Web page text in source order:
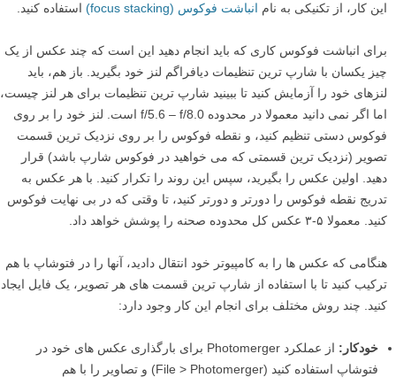
این کار، از تکنیکی به نام انباشت فوکوس (focus stacking) استفاده کنید.
برای انباشت فوکوس کاری که باید انجام دهید این است که چند عکس از یک
چیز یکسان با شارپ ترین تنظیمات دیافراگم لنز خود بگیرید. باز هم، باید
لنزهای خود را آزمایش کنید تا ببینید شارپ ترین تنظیمات برای هر لنز چیست،
اما اگر نمی دانید معمولا در محدوده f/5.6 – f/8.0 است. لنز خود را بر روی
فوکوس دستی تنظیم کنید، و نقطه فوکوس را بر روی نزدیک ترین قسمت
تصویر (نزدیک ترین قسمتی که می خواهید در فوکوس شارپ باشد) قرار
دهید. اولین عکس را بگیرید، سپس این روند را تکرار کنید. با هر عکس به
تدریج نقطه فوکوس را دورتر و دورتر کنید، تا وقتی که در بی نهایت فوکوس
کنید. معمولا ۵-۳ عکس کل محدوده صحنه را پوشش خواهد داد.
هنگامی که عکس ها را به کامپیوتر خود انتقال دادید، آنها را در فتوشاپ با هم
ترکیب کنید تا با استفاده از شارپ ترین قسمت های هر تصویر، یک فایل ایجاد
کنید. چند روش مختلف برای انجام این کار وجود دارد:
خودکار:
از عملکرد Photomerger برای بارگذاری عکس های خود در
فتوشاپ استفاده کنید (File > Photomerger) و تصاویر را با هم